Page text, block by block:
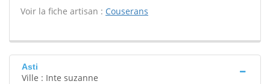
Voir la fiche artisan : Couserans
Asti
Ville : Inte suzanne